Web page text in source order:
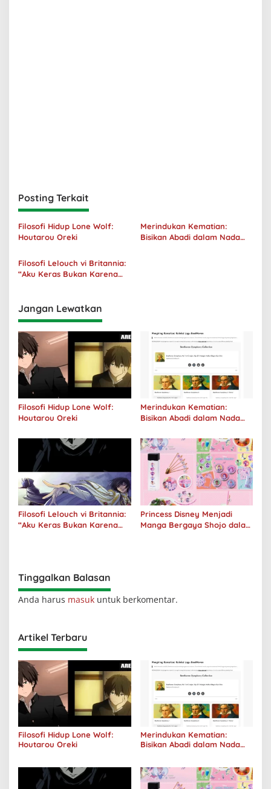
Posting Terkait
Filosofi Hidup Lone Wolf:
Houtarou Oreki
Merindukan Kematian:
Bisikan Abadi dalam Nada
Filosofi Lelouch vi Britannia:
“Aku Keras Bukan Karena
Jangan Lewatkan
Filosofi Hidup Lone Wolf:
Houtarou Oreki
Merindukan Kematian:
Bisikan Abadi dalam Nada
Filosofi Lelouch vi Britannia:
“Aku Keras Bukan Karena
Princess Disney Menjadi
Manga Bergaya Shojo dalam
Tinggalkan Balasan
Anda harus masuk untuk berkomentar.
Artikel Terbaru
Filosofi Hidup Lone Wolf:
Houtarou Oreki
Merindukan Kematian:
Bisikan Abadi dalam Nada